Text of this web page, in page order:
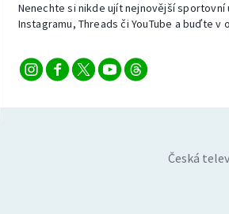
Nenechte si nikde ujít nejnovější sportovní
Instagramu, Threads či YouTube a buďte v
Česká